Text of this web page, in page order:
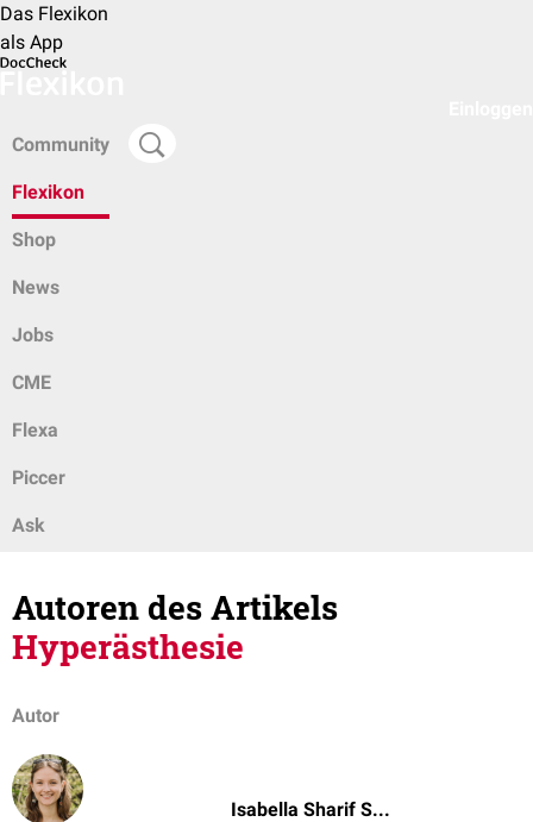
Das Flexikon
als App
Community
Flexikon
Shop
News
Jobs
CME
Flexa
Piccer
Ask
Autoren des Artikels
Hyperästhesie
Autor
Isabella Sharif Samani